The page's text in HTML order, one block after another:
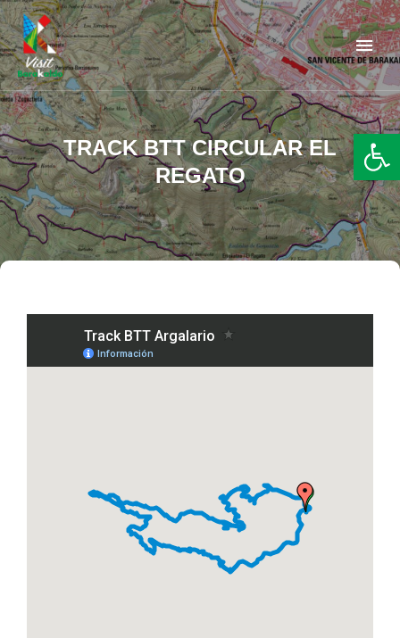
VISIT BARAKALDO
Barakaldo Turismo
TRACK BTT CIRCULAR EL
REGATO